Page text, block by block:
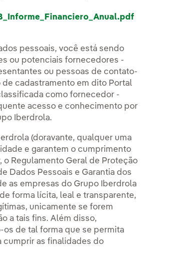
pessoais, você está sendo
ou potenciais fornecedores -
ou pessoas de contato-
cadastramento em dito Portal
como fornecedor -
acesso e conhecimento por
Iberdrola.
(doravante, qualquer uma
e garantem o cumprimento
Regulamento Geral de Proteção
Dados Pessoais e Garantia dos
as empresas do Grupo Iberdrola
forma lícita, leal e transparente,
unicamente se forem
a tais fins. Além disso,
os de tal forma que se permita
cumprir as finalidades do